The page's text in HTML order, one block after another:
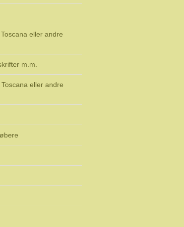
eller andre
m.m.
eller andre